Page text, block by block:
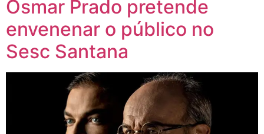
Osmar Prado pretende
envenenar o público no
Sesc Santana